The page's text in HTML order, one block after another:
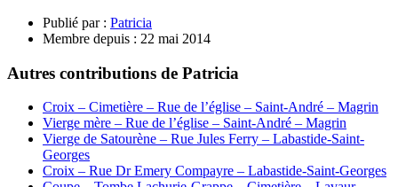
Publié par : Patricia
Membre depuis : 22 mai 2014
Autres contributions de Patricia
Croix – Cimetière – Rue de l’église – Saint-André – Magrin
Vierge mère – Rue de l’église – Saint-André – Magrin
Vierge de Satourène – Rue Jules Ferry – Labastide-Saint-
Georges
Croix – Rue Dr Emery Compayre – Labastide-Saint-Georges